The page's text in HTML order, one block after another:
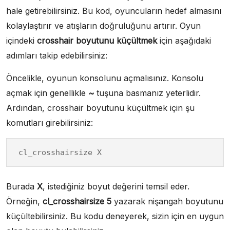
hale getirebilirsiniz. Bu kod, oyuncuların hedef almasını
kolaylaştırır ve atışların doğruluğunu artırır. Oyun
içindeki crosshair boyutunu küçültmekiçin aşağıdaki
adımları takip edebilirsiniz:
Öncelikle, oyunun konsolunu açmalısınız. Konsolu
açmak için genellikle ~ tuşuna basmanız yeterlidir.
Ardından, crosshair boyutunu küçültmek için şu
komutları girebilirsiniz:
cl_crosshairsize X
Burada X, istediğiniz boyut değerini temsil eder.
Örneğin, cl_crosshairsize 5 yazarak nişangah boyutunu
küçültebilirsiniz. Bu kodu deneyerek, sizin için en uygun